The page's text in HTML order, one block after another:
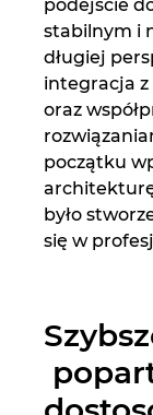
podejście
stabilnym i
długiej
integracja z
oraz
początku
było
się w